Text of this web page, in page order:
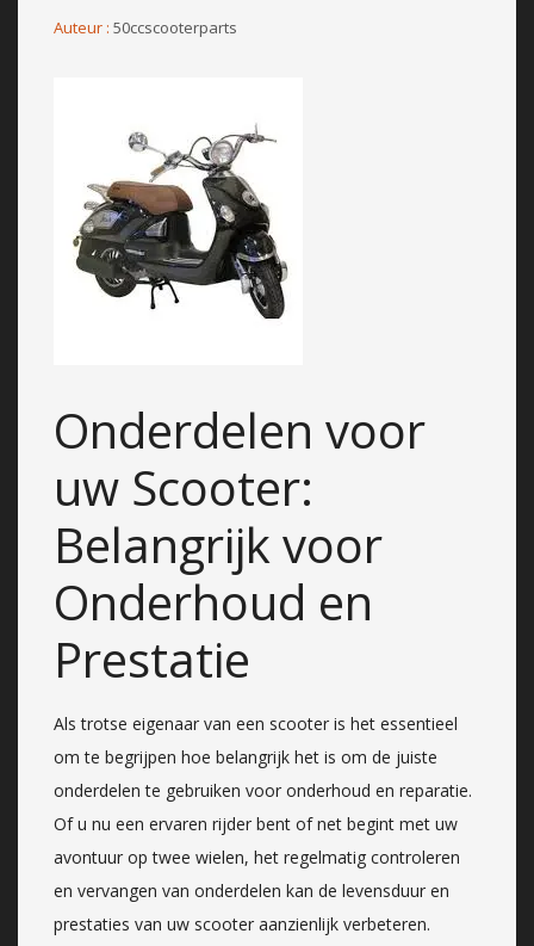
Auteur : 50ccscooterparts
Onderdelen voor
uw Scooter:
Belangrijk voor
Onderhoud en
Prestatie
Als trotse eigenaar van een scooter is het essentieel
om te begrijpen hoe belangrijk het is om de juiste
onderdelen te gebruiken voor onderhoud en reparatie.
Of u nu een ervaren rijder bent of net begint met uw
avontuur op twee wielen, het regelmatig controleren
en vervangen van onderdelen kan de levensduur en
prestaties van uw scooter aanzienlijk verbeteren.